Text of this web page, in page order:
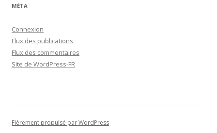
MÉTA
Connexion
Flux des publications
Flux des commentaires
Site de WordPress-FR
Fièrement propulsé par WordPress